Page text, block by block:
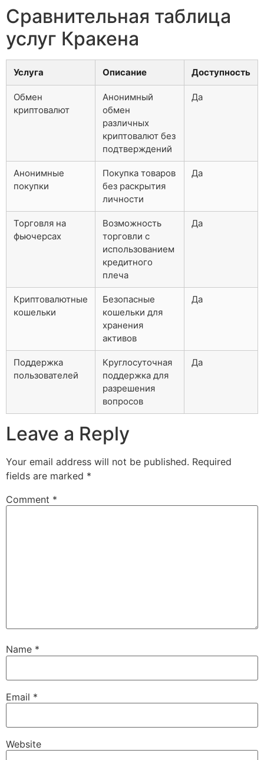
Сравнительная таблица
услуг Кракена
Услуга Описание Доступность
Обмен
криптовалют
Анонимный
обмен
различных
криптовалют без
подтверждений
Да
Анонимные
покупки
Покупка товаров
без раскрытия
личности
Да
Торговля на
фьючерсах
Возможность
торговли с
использованием
кредитного
плеча
Да
Криптовалютные
кошельки
Безопасные
кошельки для
хранения
активов
Да
Поддержка
пользователей
Круглосуточная
поддержка для
разрешения
вопросов
Да
Leave a Reply
Your email address will not be published. Required
fields are marked *
Comment *
Name *
Email *
Website